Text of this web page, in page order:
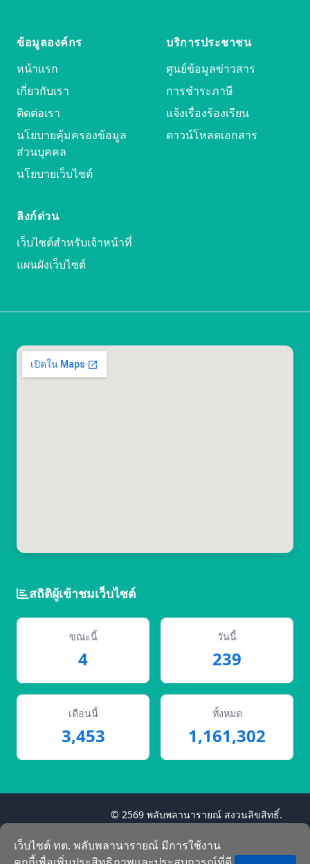
ข้อมูลองค์กร
หน้าแรก
เกี่ยวกับเรา
ติดต่อเรา
นโยบายคุ้มครองข้อมูล
ส่วนบุคคล
นโยบายเว็บไซต์
บริการประชาชน
ศูนย์ข้อมูลข่าวสาร
การชำระภาษี
แจ้งเรื่องร้องเรียน
ดาวน์โหลดเอกสาร
ลิงก์ด่วน
เว็บไซต์สำหรับเจ้าหน้าที่
แผนผังเว็บไซต์
สถิติผู้เข้าชมเว็บไซต์
ขณะนี้
4
วันนี้
239
เดือนนี้
3,453
ทั้งหมด
1,161,302
© 2569 พลับพลานารายณ์ สงวนลิขสิทธิ์.
Crop
เว็บไซต์ ทต. พลับพลานารายณ์ มีการใช้งาน